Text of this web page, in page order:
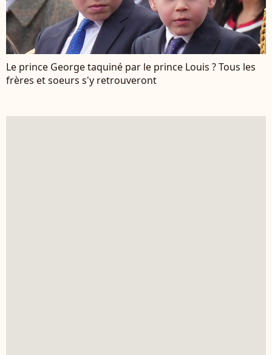
Le prince George taquiné par le prince Louis ? Tous les
frères et soeurs s'y retrouveront